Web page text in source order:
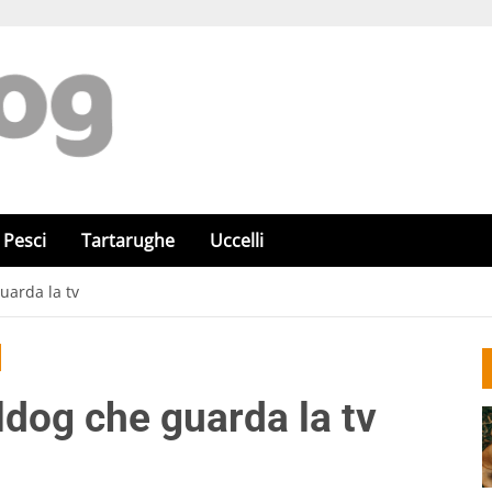
Pesci Tartarughe Uccelli
la tv
che guarda la tv